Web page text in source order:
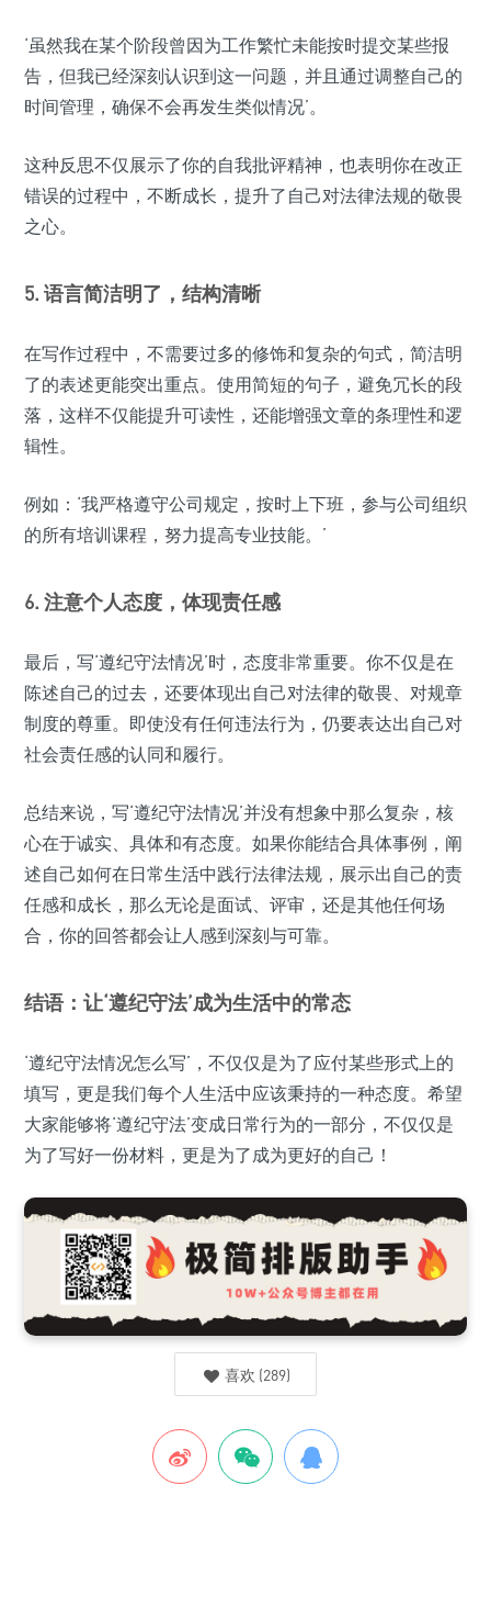
‘虽然我在某个阶段曾因为工作繁忙未能按时提交某些报
告，但我已经深刻认识到这一问题，并且通过调整自己的
时间管理，确保不会再发生类似情况’。
这种反思不仅展示了你的自我批评精神，也表明你在改正
错误的过程中，不断成长，提升了自己对法律法规的敬畏
之心。
5. 语言简洁明了，结构清晰
在写作过程中，不需要过多的修饰和复杂的句式，简洁明
了的表述更能突出重点。使用简短的句子，避免冗长的段
落，这样不仅能提升可读性，还能增强文章的条理性和逻
辑性。
例如：‘我严格遵守公司规定，按时上下班，参与公司组织
的所有培训课程，努力提高专业技能。’
6. 注意个人态度，体现责任感
最后，写‘遵纪守法情况’时，态度非常重要。你不仅是在
陈述自己的过去，还要体现出自己对法律的敬畏、对规章
制度的尊重。即使没有任何违法行为，仍要表达出自己对
社会责任感的认同和履行。
总结来说，写‘遵纪守法情况’并没有想象中那么复杂，核
心在于诚实、具体和有态度。如果你能结合具体事例，阐
述自己如何在日常生活中践行法律法规，展示出自己的责
任感和成长，那么无论是面试、评审，还是其他任何场
合，你的回答都会让人感到深刻与可靠。
结语：让‘遵纪守法’成为生活中的常态
‘遵纪守法情况怎么写’，不仅仅是为了应付某些形式上的
填写，更是我们每个人生活中应该秉持的一种态度。希望
大家能够将‘遵纪守法’变成日常行为的一部分，不仅仅是
为了写好一份材料，更是为了成为更好的自己！
喜欢 (289)